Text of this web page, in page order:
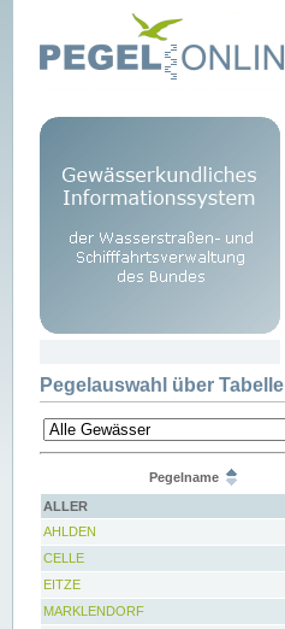
Pegelauswahl über Tabelle
Pegelname
ALLER
AHLDEN
CELLE
EITZE
MARKLENDORF